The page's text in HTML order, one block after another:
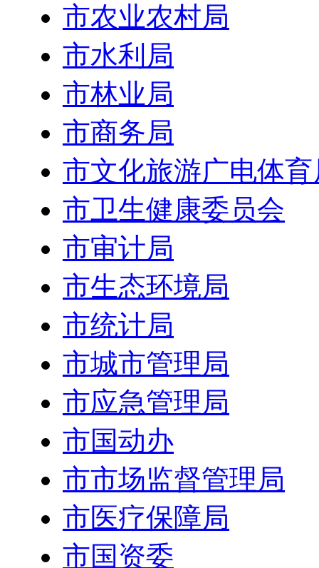
市农业农村局
市水利局
市林业局
市商务局
市文化旅游广电体育
市卫生健康委员会
市审计局
市生态环境局
市统计局
市城市管理局
市应急管理局
市国动办
市市场监督管理局
市医疗保障局
市国资委